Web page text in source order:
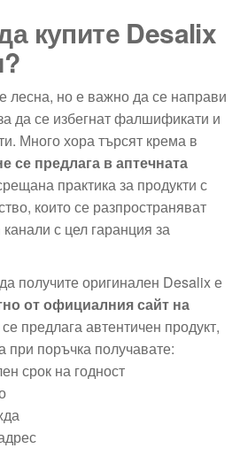
купите Desalix
лесна, но е важно да се направи
да се избегнат фалшификати и
Много хора търсят крема в
се предлага в аптечната
практика за продукти с
които се разпространяват
с цел гаранция за
получите оригинален Desalix е
от официалния сайт на
предлага автентичен продукт,
при поръчка получавате:
срок на годност